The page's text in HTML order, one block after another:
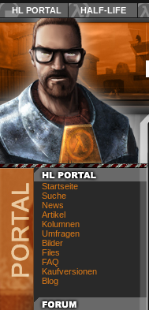
HL PORTAL HALF-LIFE
Startseite
Suche
News
Artikel
Kolumnen
Umfragen
Bilder
Files
FAQ
Kaufversionen
Blog